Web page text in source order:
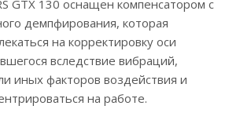
GTX 130 оснащен компенсатором с
демпфирования, которая
на корректировку оси
вследствие вибраций,
иных факторов воздействия и
на работе.